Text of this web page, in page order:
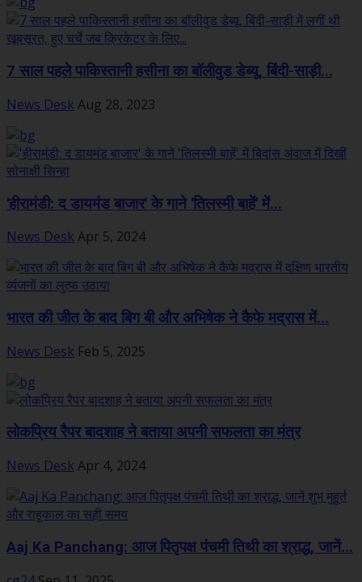
7 साल पहले पाकिस्तानी हसीना का बॉलीवुड डेब्यू, बिंदी-साड़ी...
News Desk Aug 28, 2023
'हीरामंडी: द डायमंड बाजार' के गाने 'तिलस्मी बाहें' में...
News Desk Apr 5, 2024
भारत की जीत के बाद बिग बी और अभिषेक ने कैफे मद्रास में...
News Desk Feb 5, 2025
लोकप्रिय रैपर बादशाह ने बताया अपनी सफलता का मंत्र
News Desk Apr 4, 2024
Aaj Ka Panchang: आज पितृपक्ष पंचमी तिथी का श्राद्ध, जानें...